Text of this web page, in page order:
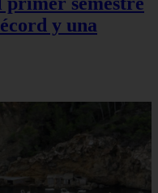
y una